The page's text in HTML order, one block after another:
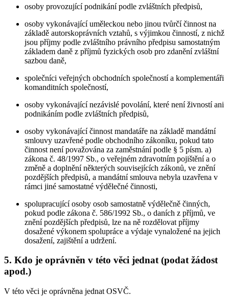
osoby provozující podnikání podle zvláštních předpisů,
osoby vykonávající uměleckou nebo jinou tvůrčí činnost na
základě autorskoprávních vztahů, s výjimkou činností, z nichž
jsou příjmy podle zvláštního právního předpisu samostatným
základem daně z příjmů fyzických osob pro zdanění zvláštní
sazbou daně,
společníci veřejných obchodních společností a komplementáři
komanditních společností,
osoby vykonávající nezávislé povolání, které není živností ani
podnikáním podle zvláštních předpisů,
osoby vykonávající činnost mandatáře na základě mandátní
smlouvy uzavřené podle obchodního zákoníku, pokud tato
činnost není považována za zaměstnání podle § 5 písm. a)
zákona č. 48/1997 Sb., o veřejném zdravotním pojištění a o
změně a doplnění některých souvisejících zákonů, ve znění
pozdějších předpisů, a mandátní smlouva nebyla uzavřena v
rámci jiné samostatné výdělečné činnosti,
spolupracující osoby osob samostatně výdělečně činných,
pokud podle zákona č. 586/1992 Sb., o daních z příjmů, ve
znění pozdějších předpisů, lze na ně rozdělovat příjmy
dosažené výkonem spolupráce a výdaje vynaložené na jejich
dosažení, zajištění a udržení.
5. Kdo je oprávněn v této věci jednat (podat žádost
apod.)
V této věci je oprávněna jednat OSVČ.